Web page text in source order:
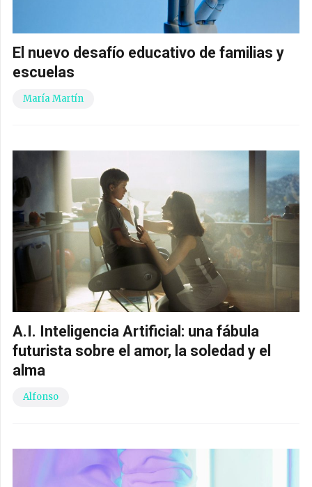
El nuevo desafío educativo de familias y
escuelas
María Martín
A.I. Inteligencia Artificial: una fábula
futurista sobre el amor, la soledad y el
alma
Alfonso